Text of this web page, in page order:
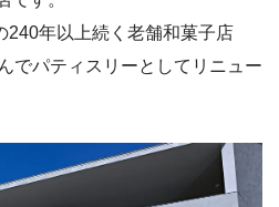
240年以上続く老舗和菓子店
でパティスリーとしてリニュー